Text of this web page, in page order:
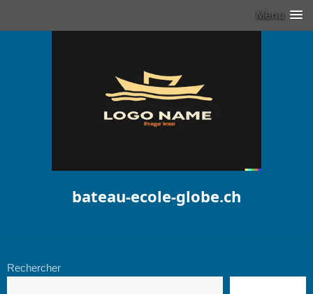
Menu
bateau-ecole-globe.ch
Rechercher